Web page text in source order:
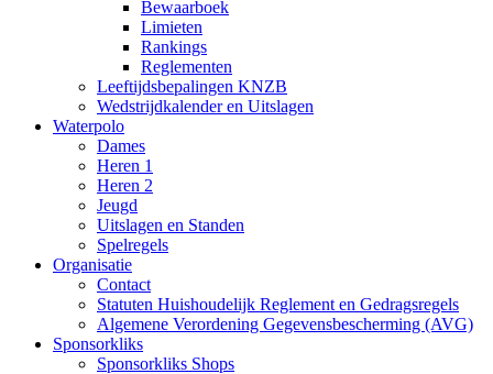
Bewaarboek
Limieten
Rankings
Reglementen
Leeftijdsbepalingen KNZB
Wedstrijdkalender en Uitslagen
Waterpolo
Dames
Heren 1
Heren 2
Jeugd
Uitslagen en Standen
Spelregels
Organisatie
Contact
Statuten Huishoudelijk Reglement en Gedragsregels
Algemene Verordening Gegevensbescherming (AVG)
Sponsorkliks
Sponsorkliks Shops